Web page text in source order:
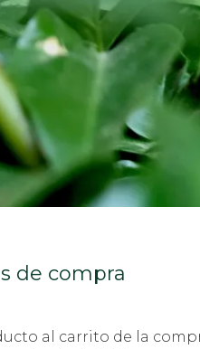
de compra
al carrito de la